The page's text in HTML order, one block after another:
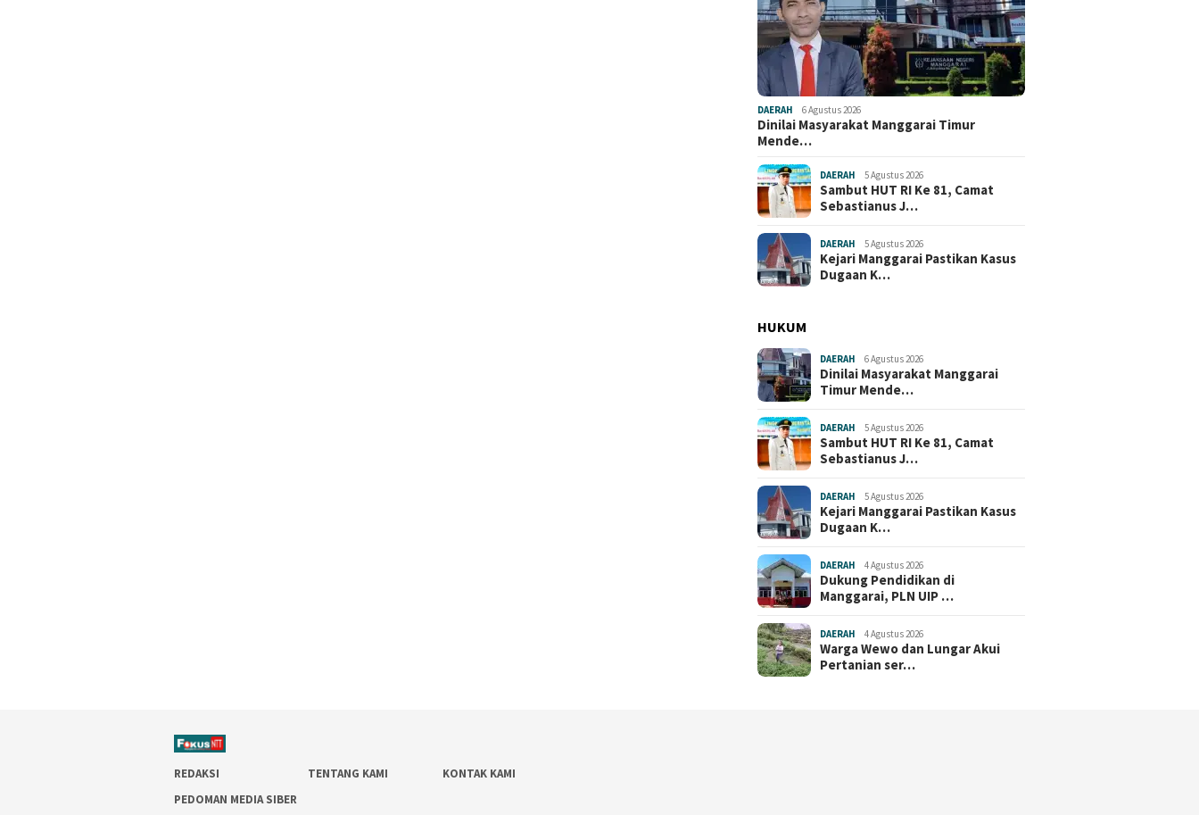
DAERAH 6 Agustus 2026
Dinilai Masyarakat Manggarai Timur
Mende…
DAERAH 5 Agustus 2026
Sambut HUT RI Ke 81, Camat
Sebastianus J…
DAERAH 5 Agustus 2026
Kejari Manggarai Pastikan Kasus
Dugaan K…
HUKUM
DAERAH 6 Agustus 2026
Dinilai Masyarakat Manggarai
Timur Mende…
DAERAH 5 Agustus 2026
Sambut HUT RI Ke 81, Camat
Sebastianus J…
DAERAH 5 Agustus 2026
Kejari Manggarai Pastikan Kasus
Dugaan K…
DAERAH 4 Agustus 2026
Dukung Pendidikan di
Manggarai, PLN UIP …
DAERAH 4 Agustus 2026
Warga Wewo dan Lungar Akui
Pertanian ser…
REDAKSI TENTANG KAMI
KONTAK KAMI
PEDOMAN MEDIA SIBER